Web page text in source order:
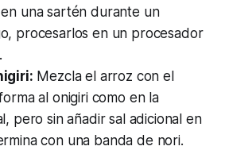
una sartén durante un
procesarlos en un procesador
Mezcla el arroz con el
al onigiri como en la
pero sin añadir sal adicional en
con una banda de nori.